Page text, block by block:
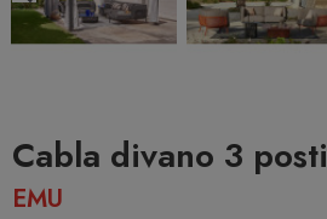
Cabla divano 3 posti
EMU